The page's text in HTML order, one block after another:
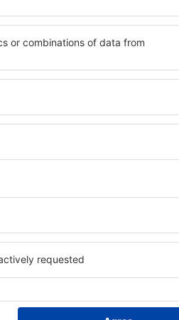
de e-mail și apăsarea butonului
personale
călătoriilor